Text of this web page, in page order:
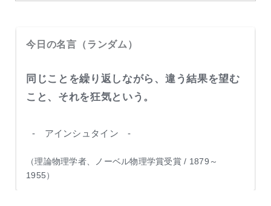
今日の名言（ランダム）
同じことを繰り返しながら、違う結果を望む
こと、それを狂気という。
- アインシュタイン -
（理論物理学者、ノーベル物理学賞受賞 / 1879～
1955）